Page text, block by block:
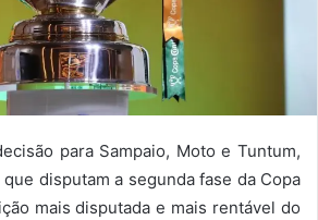
para Sampaio, Moto e Tuntum,
disputam a segunda fase da Copa
mais disputada e mais rentável do